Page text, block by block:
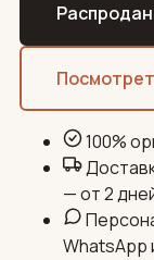
100%
— от 2
WhatsApp